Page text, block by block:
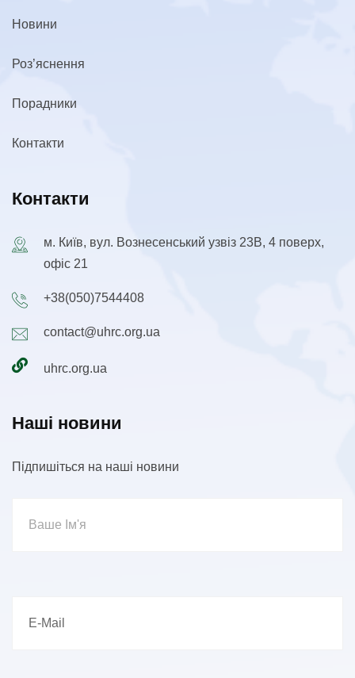
Новини
Роз’яснення
Порадники
Контакти
Контакти
м. Київ, вул. Вознесенський узвіз 23В, 4 поверх,
офіс 21
+38(050)7544408
contact@uhrc.org.ua
uhrc.org.ua
Наші новини
Підпишіться на наші новини